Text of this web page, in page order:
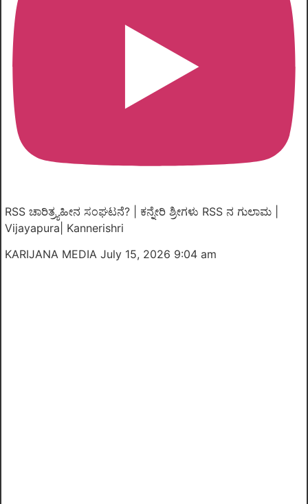
RSS ಚಾರಿತ್ರ್ಯಹೀನ ಸಂಘಟನೆ? | ಕನ್ನೇರಿ ಶ್ರೀಗಳು RSS ನ ಗುಲಾಮ |
Vijayapura| Kannerishri
KARIJANA MEDIA July 15, 2026 9:04 am